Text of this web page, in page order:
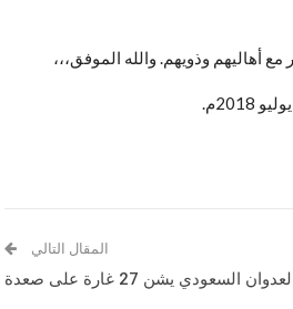
أهاليهم وذويهم. والله الموفق،،،
المقال التالي
يشن 27 غارة على صعدة